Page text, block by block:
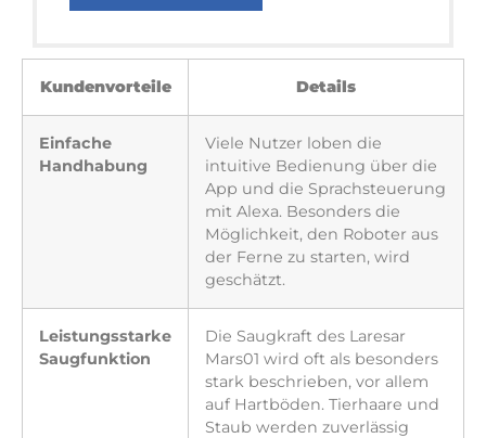
Kundenvorteile Details
Einfache
Handhabung
Viele Nutzer loben die
intuitive Bedienung über die
App und die Sprachsteuerung
mit Alexa. Besonders die
Möglichkeit, den Roboter aus
der Ferne zu starten, wird
geschätzt.
Leistungsstarke
Saugfunktion
Die Saugkraft des Laresar
Mars01 wird oft als besonders
stark beschrieben, vor allem
auf Hartböden. Tierhaare und
Staub werden zuverlässig